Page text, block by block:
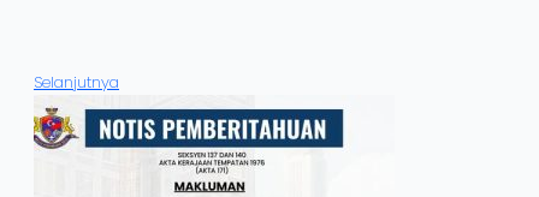
Selanjutnya